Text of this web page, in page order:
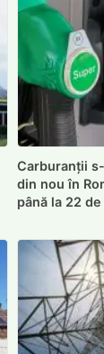
Carburanții
din nou în
până la 22